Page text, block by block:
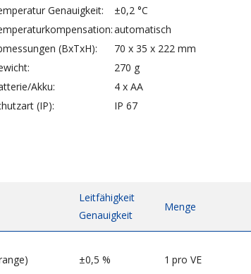
Genauigkeit:
±0,2 °C
automatisch
(BxTxH):
70 x 35 x 222 mm
270 g
Akku:
4 x AA
(IP):
IP 67
Leitfähigkeit
Genauigkeit
Menge
±0,5 % 1 pro VE